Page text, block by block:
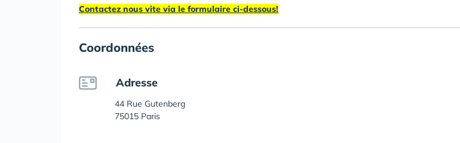
Contactez nous vite via le formulaire ci-dessous!
Coordonnées
Adresse
44 Rue Gutenberg
75015 Paris